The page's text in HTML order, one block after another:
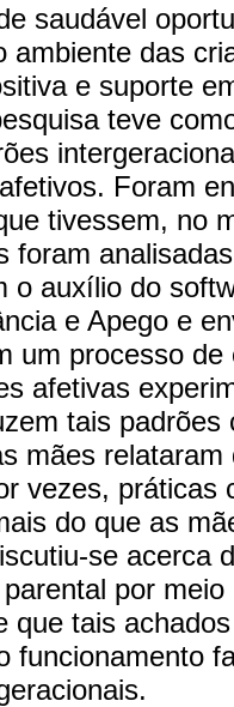
saudável
ambiente das
e suporte
teve
Foram
tivessem, no
foram
o auxílio do
e Apego e
um processo
afetivas
tais
mães
vezes, práticas
do que as
se acerca
por
que tais
funcionamento